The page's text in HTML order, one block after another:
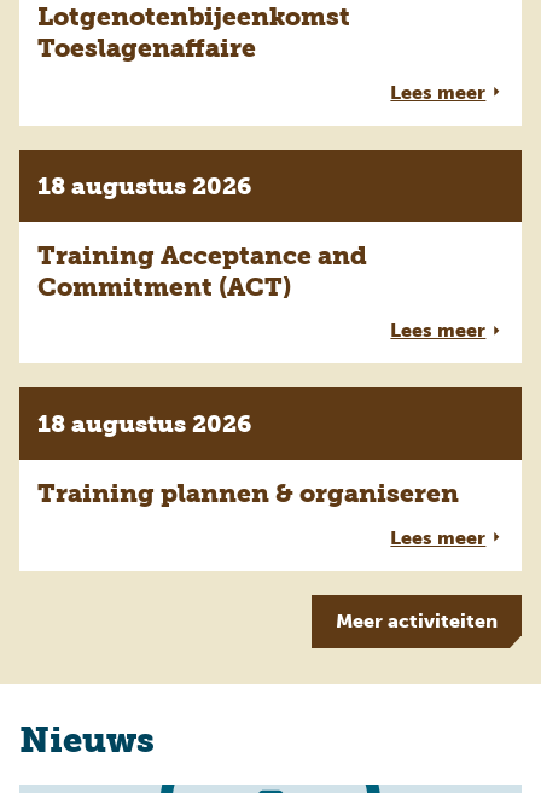
Lotgenotenbijeenkomst
Toeslagenaffaire
Lees meer
18 augustus 2026
Training Acceptance and
Commitment (ACT)
Lees meer
18 augustus 2026
Training plannen & organiseren
Lees meer
Meeractiviteiten
Nieuws